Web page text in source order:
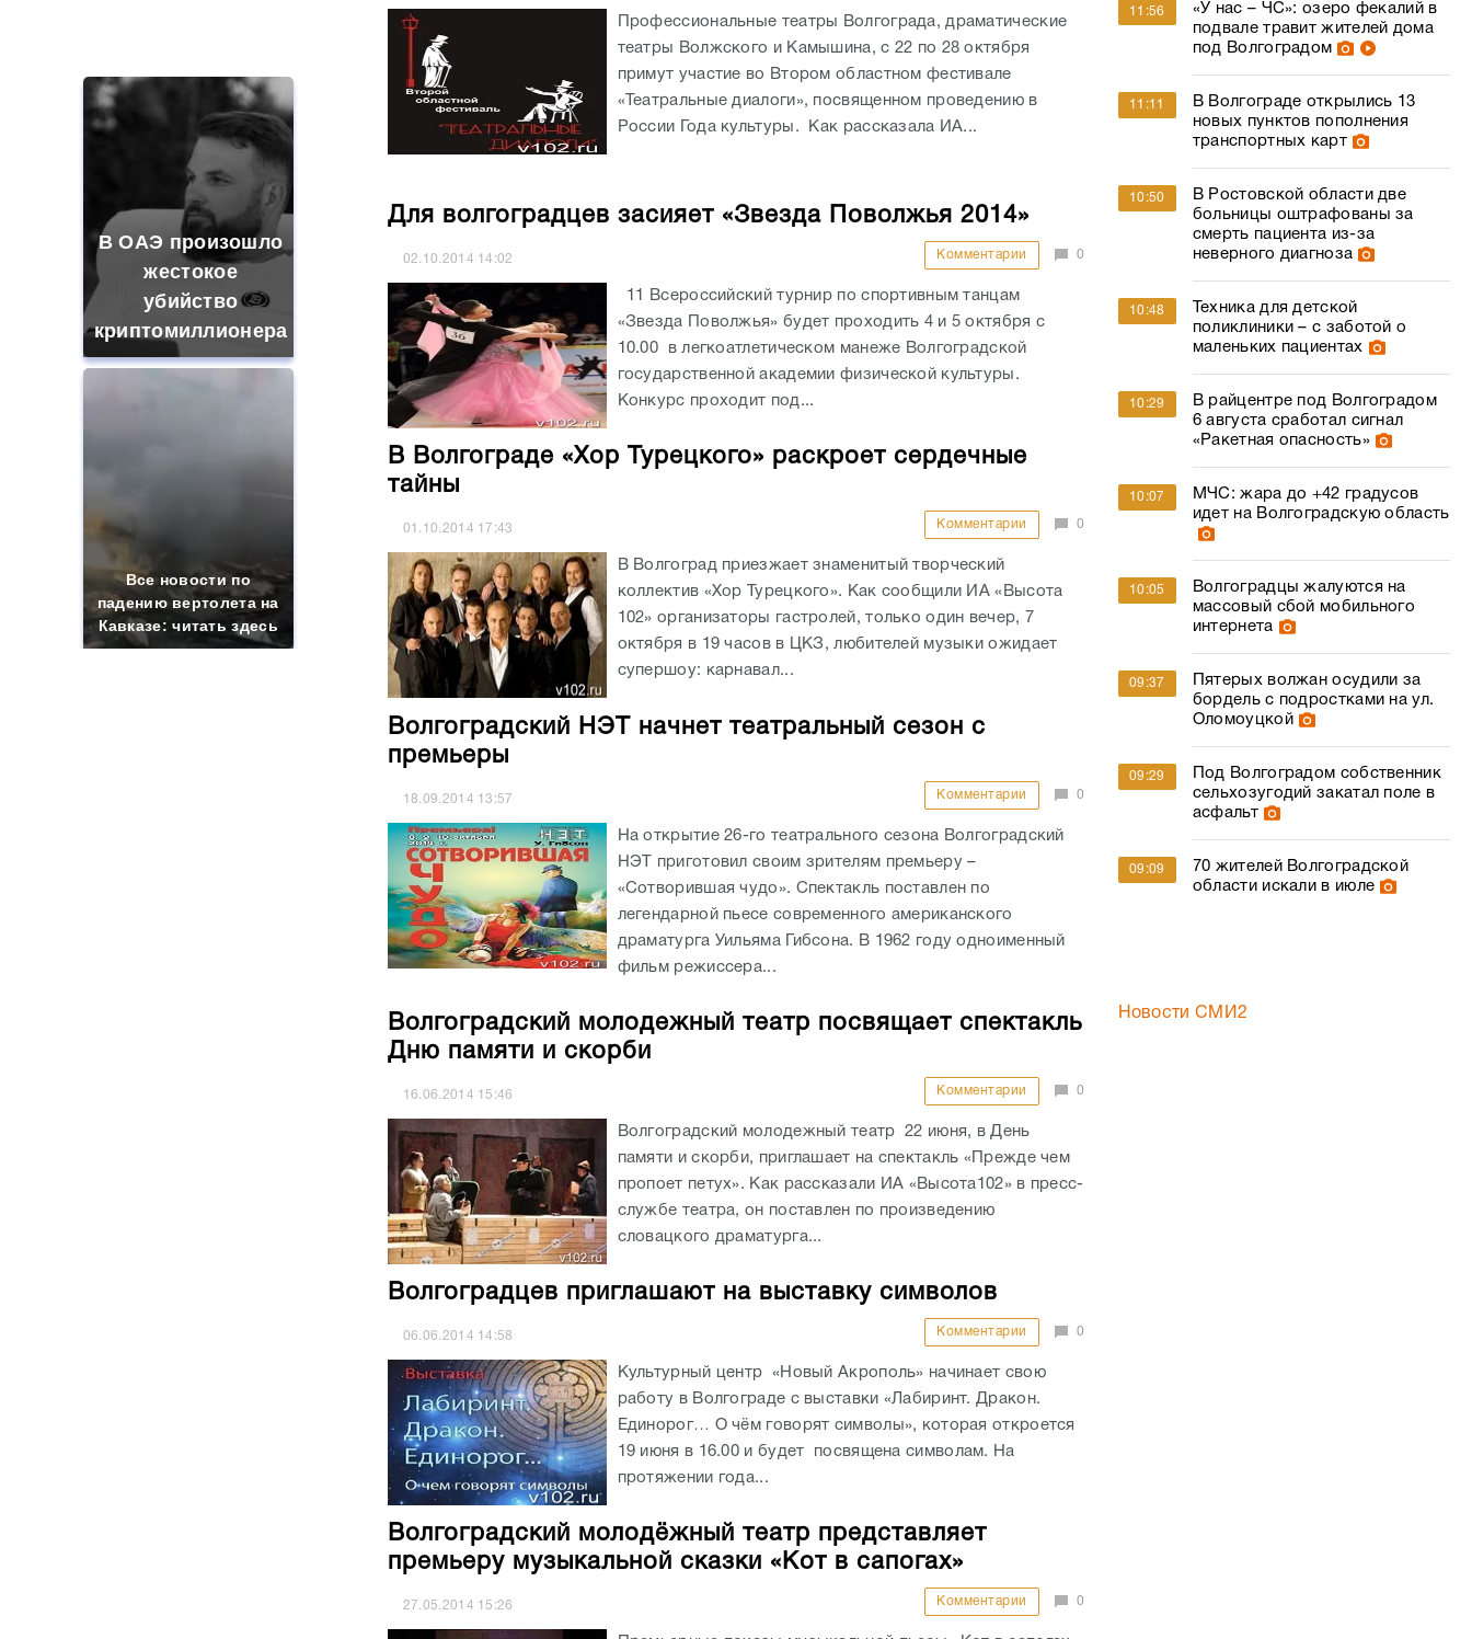
В ОАЭ произошло
жестокое
убийство
криптомиллионера
Все новости по
падению вертолета на
Кавказе: читать здесь
Профессиональные театры Волгограда, драматические
театры Волжского и Камышина, с 22 по 28 октября
примут участие во Втором областном фестивале
«Театральные диалоги», посвященном проведению в
России Года культуры. Как рассказала ИА...
Для волгоградцев засияет «Звезда Поволжья 2014»
02.10.2014 14:02 Комментарии 0
11 Всероссийский турнир по спортивным танцам
«Звезда Поволжья» будет проходить 4 и 5 октября с
10.00 в легкоатлетическом манеже Волгоградской
государственной академии физической культуры.
Конкурс проходит под...
В Волгограде «Хор Турецкого» раскроет сердечные
тайны
01.10.2014 17:43 Комментарии 0
В Волгоград приезжает знаменитый творческий
коллектив «Хор Турецкого». Как сообщили ИА «Высота
102» организаторы гастролей, только один вечер, 7
октября в 19 часов в ЦКЗ, любителей музыки ожидает
супершоу: карнавал...
Волгоградский НЭТ начнет театральный сезон с
премьеры
18.09.2014 13:57 Комментарии 0
На открытие 26-го театрального сезона Волгоградский
НЭТ приготовил своим зрителям премьеру –
«Сотворившая чудо». Спектакль поставлен по
легендарной пьесе современного американского
драматурга Уильяма Гибсона. В 1962 году одноименный
фильм режиссера...
Волгоградский молодежный театр посвящает спектакль
Дню памяти и скорби
16.06.2014 15:46 Комментарии 0
Волгоградский молодежный театр 22 июня, в День
памяти и скорби, приглашает на спектакль «Прежде чем
пропоет петух». Как рассказали ИА «Высота102» в пресс-
службе театра, он поставлен по произведению
словацкого драматурга...
Волгоградцев приглашают на выставку символов
06.06.2014 14:58 Комментарии 0
Культурный центр «Новый Акрополь» начинает свою
работу в Волгограде с выставки «Лабиринт. Дракон.
Единорог… О чём говорят символы», которая откроется
19 июня в 16.00 и будет посвящена символам. На
протяжении года...
Волгоградский молодёжный театр представляет
премьеру музыкальной сказки «Кот в сапогах»
27.05.2014 15:26 Комментарии 0
11:56
«У нас – ЧС»: озеро фекалий в
подвале травит жителей дома
под Волгоградом
11:11
В Волгограде открылись 13
новых пунктов пополнения
транспортных карт
10:50
В Ростовской области две
больницы оштрафованы за
смерть пациента из-за
неверного диагноза
10:48
Техника для детской
поликлиники – с заботой о
маленьких пациентах
10:29
В райцентре под Волгоградом
6 августа сработал сигнал
«Ракетная опасность»
10:07
МЧС: жара до +42 градусов
идет на Волгоградскую область
10:05
Волгоградцы жалуются на
массовый сбой мобильного
интернета
09:37
Пятерых волжан осудили за
бордель с подростками на ул.
Оломоуцкой
09:29
Под Волгоградом собственник
сельхозугодий закатал поле в
асфальт
09:09
70 жителей Волгоградской
области искали в июле
Новости СМИ2